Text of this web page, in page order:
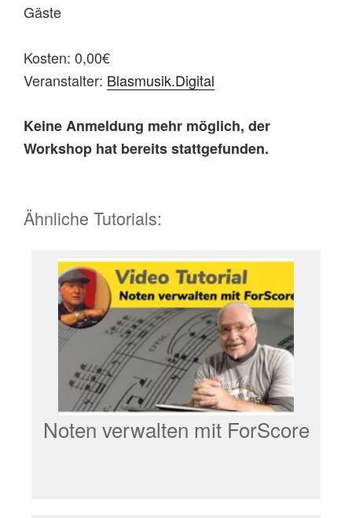
Gäste
Kosten: 0,00€
Veranstalter: Blasmusik.Digital
Keine Anmeldung mehr möglich, der
Workshop hat bereits stattgefunden.
Ähnliche Tutorials:
Noten verwalten mit ForScore